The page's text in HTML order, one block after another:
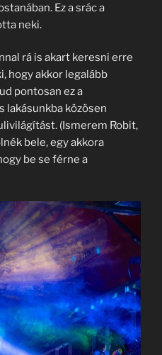
Ez a srác a
neki.
rá is akart keresni erre
hogy akkor legalább
pontosan ez a
lakásunkba közösen
(Ismerem Robit,
bele, egy akkora
be se férne a